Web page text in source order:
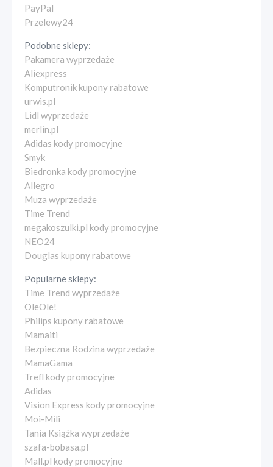
PayPal
Przelewy24
Podobne sklepy:
Pakamera wyprzedaże
Aliexpress
Komputronik kupony rabatowe
urwis.pl
Lidl wyprzedaże
merlin.pl
Adidas kody promocyjne
Smyk
Biedronka kody promocyjne
Allegro
Muza wyprzedaże
Time Trend
megakoszulki.pl kody promocyjne
NEO24
Douglas kupony rabatowe
Popularne sklepy:
Time Trend wyprzedaże
OleOle!
Philips kupony rabatowe
Mamaiti
Bezpieczna Rodzina wyprzedaże
MamaGama
Trefl kody promocyjne
Adidas
Vision Express kody promocyjne
Moi-Mili
Tania Książka wyprzedaże
szafa-bobasa.pl
Mall.pl kody promocyjne